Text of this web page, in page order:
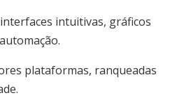
intuitivas, gráficos
plataformas, ranqueadas